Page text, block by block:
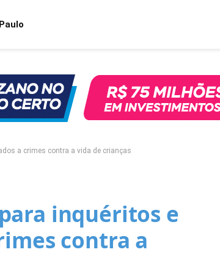
a crimes contra a vida de crianças
inquéritos e
contra a